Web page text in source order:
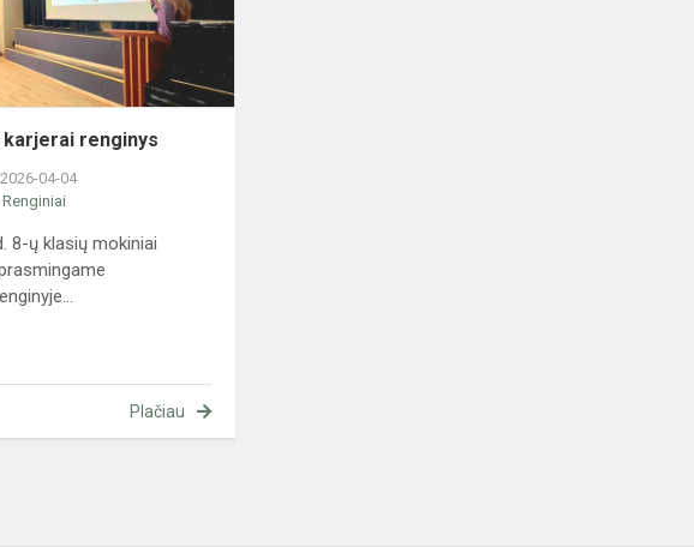
karjerai renginys
04-04
Renginiai
8-ų klasių mokiniai
Plačiau